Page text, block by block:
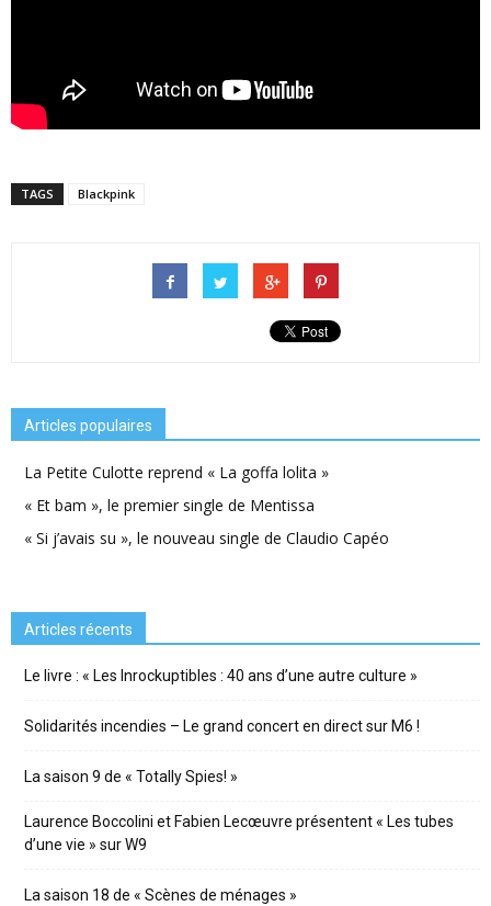
TAGS Blackpink
Articles populaires
La Petite Culotte reprend « La goffa lolita »
« Et bam », le premier single de Mentissa
« Si j’avais su », le nouveau single de Claudio Capéo
Articles récents
Le livre : « Les Inrockuptibles : 40 ans d’une autre culture »
Solidarités incendies – Le grand concert en direct sur M6 !
La saison 9 de « Totally Spies! »
Laurence Boccolini et Fabien Lecœuvre présentent « Les tubes
d’une vie » sur W9
La saison 18 de « Scènes de ménages »